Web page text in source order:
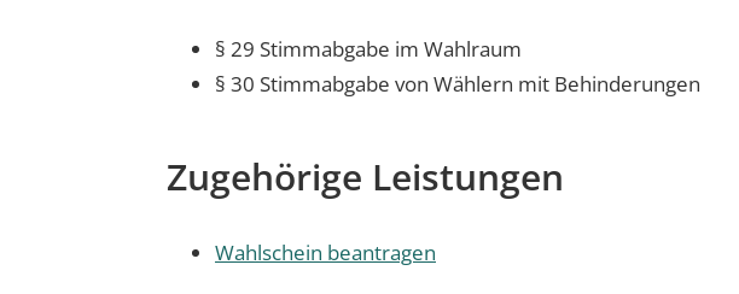
§ 29 Stimmabgabe im Wahlraum
§ 30 Stimmabgabe von Wählern mit Behinderungen
Zugehörige Leistungen
Wahlschein beantragen